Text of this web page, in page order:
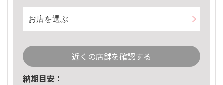
お店を選ぶ
近くの店舗を確認する
納期目安：